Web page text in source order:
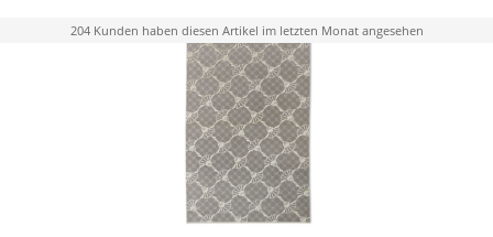
204 Kunden haben diesen Artikel im letzten Monat angesehen